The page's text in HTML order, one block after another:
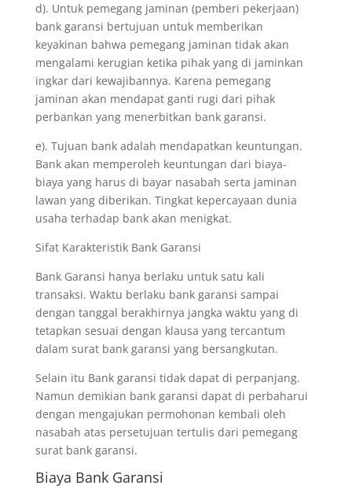
d). Untuk pemegang jaminan (pemberi pekerjaan)
bank garansi bertujuan untuk memberikan
keyakinan bahwa pemegang jaminan tidak akan
mengalami kerugian ketika pihak yang di jaminkan
ingkar dari kewajibannya. Karena pemegang
jaminan akan mendapat ganti rugi dari pihak
perbankan yang menerbitkan bank garansi.
e). Tujuan bank adalah mendapatkan keuntungan.
Bank akan memperoleh keuntungan dari biaya-
biaya yang harus di bayar nasabah serta jaminan
lawan yang diberikan. Tingkat kepercayaan dunia
usaha terhadap bank akan menigkat.
Sifat Karakteristik Bank Garansi
Bank Garansi hanya berlaku untuk satu kali
transaksi. Waktu berlaku bank garansi sampai
dengan tanggal berakhirnya jangka waktu yang di
tetapkan sesuai dengan klausa yang tercantum
dalam surat bank garansi yang bersangkutan.
Selain itu Bank garansi tidak dapat di perpanjang.
Namun demikian bank garansi dapat di perbaharui
dengan mengajukan permohonan kembali oleh
nasabah atas persetujuan tertulis dari pemegang
surat bank garansi.
Biaya Bank Garansi